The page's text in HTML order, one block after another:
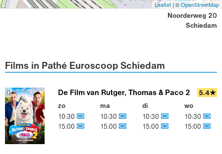
Leaflet | ©OpenStreetMap
Noorderweg 20
Schiedam
Films in Pathé Euroscoop Schiedam
De Film van Rutger, Thomas & Paco 2 5.4★
zo
10:30
15:00
ma
10:30
15:00
di
10:30
15:00
wo
10:30
15:00